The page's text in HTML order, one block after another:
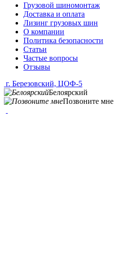
Грузовой шиномонтаж
Доставка и оплата
Лизинг грузовых шин
О компании
Политика безопасности
Статьи
Частые вопросы
Отзывы
г. Березовский, ЦОФ-5
Белоярский
Позвоните мне